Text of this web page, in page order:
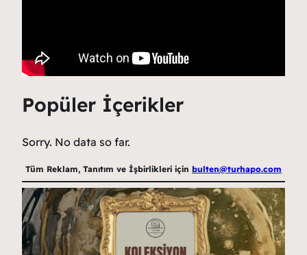
Popüler İçerikler
Sorry. No data so far.
Tüm Reklam, Tanıtım ve İşbirlikleri için bulten@turhapo.com